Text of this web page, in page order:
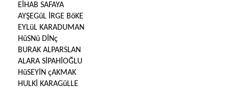
EİHAB SAFAYA
AYŞEGüL İRGE BöKE
EYLüL KARADUMAN
HüSNü DİNç
BURAK ALPARSLAN
ALARA SİPAHİOĞLU
HüSEYİN çAKMAK
HULKİ KARAGüLLE